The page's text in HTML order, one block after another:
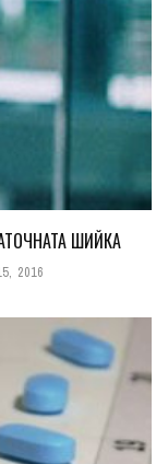
ШИЙКА
2016